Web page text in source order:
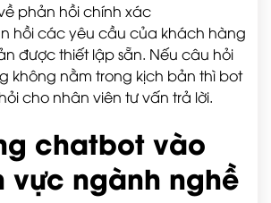
phản hồi chính xác
hồi các yêu cầu của khách hàng
được thiết lập sẵn. Nếu câu hỏi
không nằm trong kịch bản thì bot
cho nhân viên tư vấn trả lời.
chatbot vào
vực ngành nghề